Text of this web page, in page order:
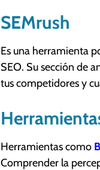
SEMrush
Es una herramienta
SEO. Su sección de
tus competidores y
Herramientas como
Comprender la